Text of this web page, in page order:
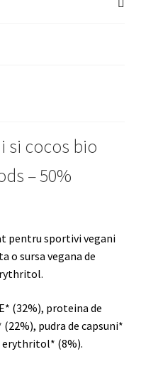
si cocos bio
– 50%
pentru sportivi vegani
o sursa vegana de
(32%), proteina de
pudra de capsuni*
erythritol* (8%).